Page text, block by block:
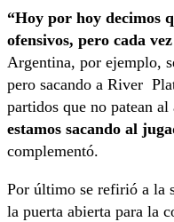
“Hoy por hoy decimos
ofensivos, pero cada
Argentina, por ejemplo,
pero sacando a River
partidos que no patean al
estamos sacando al
complementó.
Por último se refirió a la
la puerta abierta para la